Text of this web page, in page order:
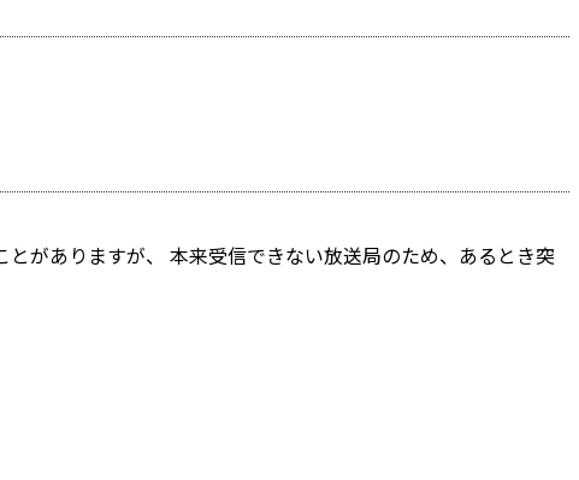
がありますが、 本来受信できない放送局のため、あるとき突